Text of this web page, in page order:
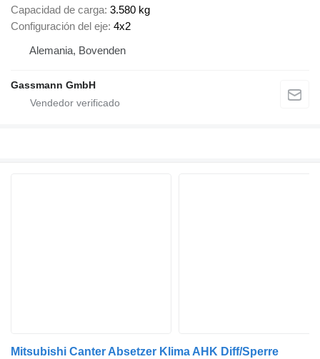
Capacidad de carga 3.580 kg
Configuración del eje 4x2
Alemania, Bovenden
Gassmann GmbH
Mitsubishi Canter Absetzer Klima AHK Diff/Sperre